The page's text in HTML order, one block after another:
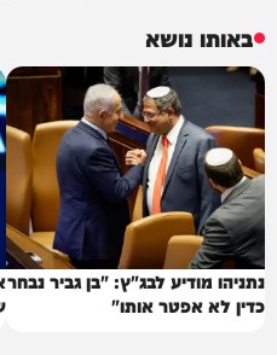
באותו נושא
נתניהו מודיע לבג"ץ: "בן גביר נבחר
כדין לא אפטר אותו"